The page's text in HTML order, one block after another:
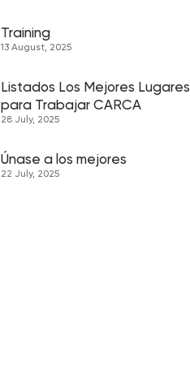
Training
13 August, 2025
Listados Los Mejores Lugares
para Trabajar CARCA
28 July, 2025
Únase a los mejores
22 July, 2025